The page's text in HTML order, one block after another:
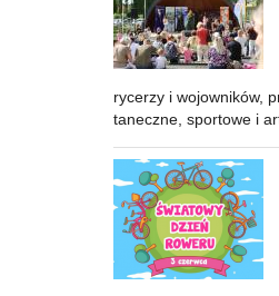
rycerzy i wojowników,
taneczne, sportowe i